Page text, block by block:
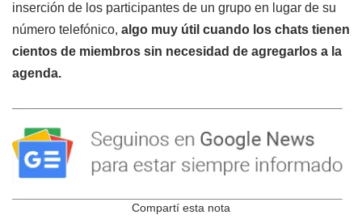
inserción de los participantes de un grupo en lugar de su
número telefónico, algo muy útil cuando los chats tienen
cientos de miembros sin necesidad de agregarlos a la
agenda.